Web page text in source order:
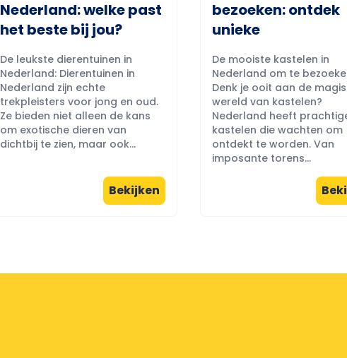
Nederland: welke past
het beste bij jou?
De leukste dierentuinen in
Nederland: Dierentuinen in
Nederland zijn echte
trekpleisters voor jong en oud.
Ze bieden niet alleen de kans
om exotische dieren van
dichtbij te zien, maar ook...
Bekijken
bezoeken: ontdek
unieke
De mooiste kastelen in
Nederland om te
Denk je ooit aan de
wereld van kastelen?
Nederland heeft
kastelen die wachten om
ontdekt te worden. Van
imposante torens...